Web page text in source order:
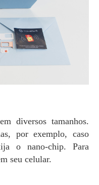
por exemplo, caso
o nano-chip. Para
seu celular.